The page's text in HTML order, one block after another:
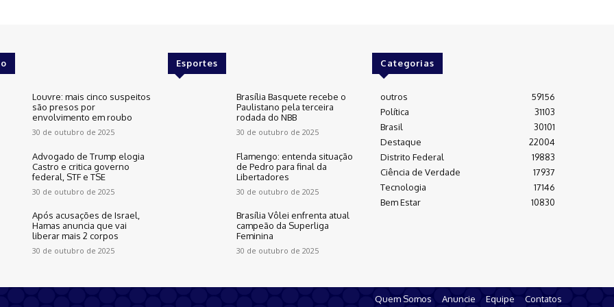
Louvre: mais cinco suspeitos
são presos por
envolvimento em roubo
30 de outubro de 2025
Advogado de Trump elogia
Castro e critica governo
federal, STF e TSE
30 de outubro de 2025
Após acusações de Israel,
Hamas anuncia que vai
liberar mais 2 corpos
30 de outubro de 2025
Esportes
Brasília Basquete recebe o
Paulistano pela terceira
rodada do NBB
30 de outubro de 2025
Flamengo: entenda situação
de Pedro para final da
Libertadores
30 de outubro de 2025
Brasília Vôlei enfrenta atual
campeão da Superliga
Feminina
30 de outubro de 2025
Categorias
outros
59156
Política
31103
Brasil
30101
Destaque
22004
Distrito Federal
19883
Ciência de Verdade
17937
Tecnologia
17146
Bem Estar
10830
Quem Somos Anuncie Equipe Contatos